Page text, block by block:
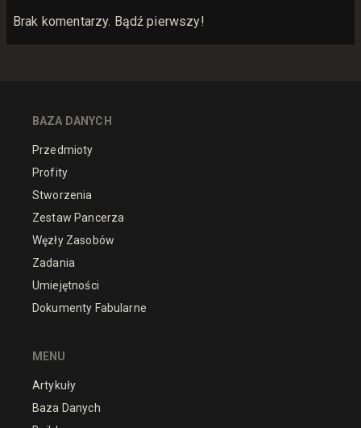
Brak komentarzy. Bądź pierwszy!
BAZA DANYCH
Przedmioty
Profity
Stworzenia
Zestaw Pancerza
Węzły Zasobów
Zadania
Umiejętności
Dokumenty Fabularne
MENU
Artykuły
Baza Danych